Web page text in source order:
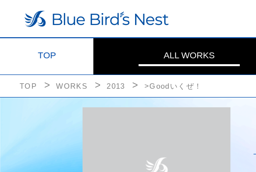
TOP ALL WORKS
TOP WORKS 2013 >Goodいくぜ！